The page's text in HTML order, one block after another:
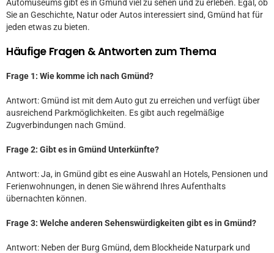
Automuseums gibt es in Gmünd viel zu sehen und zu erleben. Egal, ob
Sie an Geschichte, Natur oder Autos interessiert sind, Gmünd hat für
jeden etwas zu bieten.
Häufige Fragen & Antworten zum Thema
Frage 1: Wie komme ich nach Gmünd?
Antwort: Gmünd ist mit dem Auto gut zu erreichen und verfügt über
ausreichend Parkmöglichkeiten. Es gibt auch regelmäßige
Zugverbindungen nach Gmünd.
Frage 2: Gibt es in Gmünd Unterkünfte?
Antwort: Ja, in Gmünd gibt es eine Auswahl an Hotels, Pensionen und
Ferienwohnungen, in denen Sie während Ihres Aufenthalts
übernachten können.
Frage 3: Welche anderen Sehenswürdigkeiten gibt es in Gmünd?
Antwort: Neben der Burg Gmünd, dem Blockheide Naturpark und